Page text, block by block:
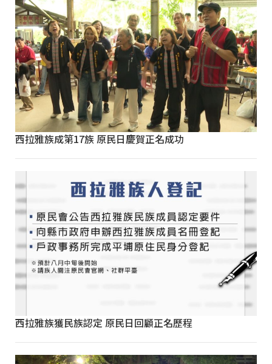
西拉雅族成第17族 原民日慶賀正名成功
西拉雅族獲民族認定 原民日回顧正名歷程